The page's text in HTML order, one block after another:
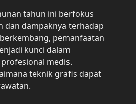
tahun ini berfokus
dan dampaknya terhadap
pemanfaatan
kunci dalam
medis.
teknik grafis dapat